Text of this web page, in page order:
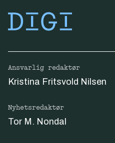
Ansvarlig redaktør
Kristina Fritsvold Nilsen
Nyhetsredaktør
Tor M. Nondal